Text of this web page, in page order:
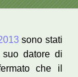
sono stati
datore di
che il